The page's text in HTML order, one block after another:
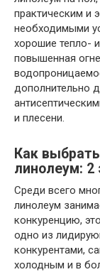
практическим и
необходимыми
хорошие тепло-
повышенная
дополнительно
и плесени.
Как
линолеум:
Среди всего
линолеум
конкуренцию,
одно из
конкурентами,
холодным и в